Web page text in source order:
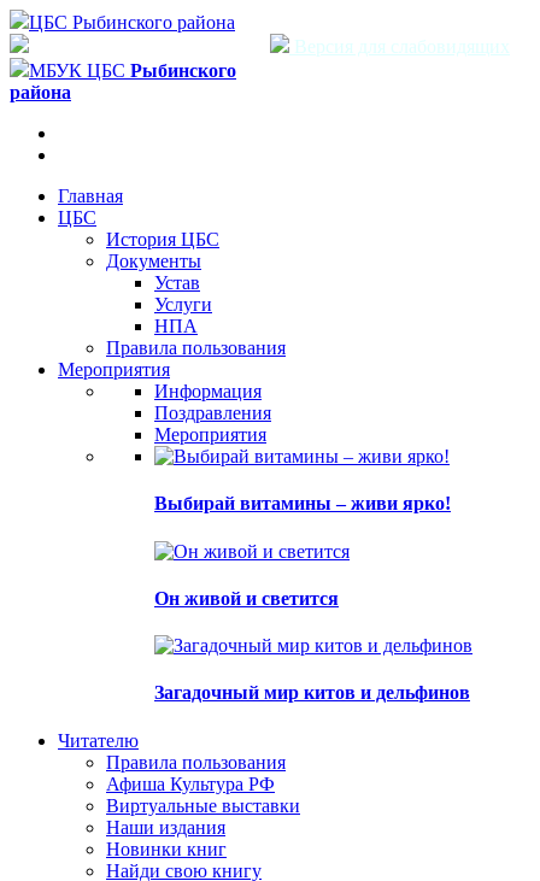
ЦБС Рыбинского района
Версия для слабовидящих
МБУК ЦБС Рыбинского
района
Главная
ЦБС
История ЦБС
Документы
Устав
Услуги
НПА
Правила пользования
Мероприятия
Информация
Поздравления
Мероприятия
Выбирай витамины – живи ярко!
Он живой и светится
Загадочный мир китов и дельфинов
Читателю
Правила пользования
Афиша Культура РФ
Виртуальные выставки
Наши издания
Новинки книг
Найди свою книгу